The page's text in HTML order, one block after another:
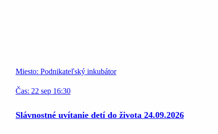
Miesto: Podnikateľský inkubátor
Čas: 22 sep 16:30
Slávnostné uvítanie detí do života 24.09.2026